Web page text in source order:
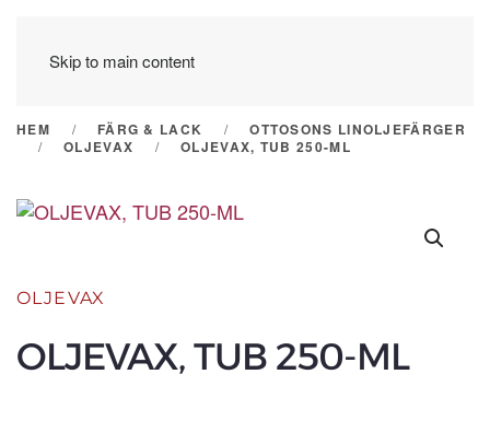
Skip to main content
HEM FÄRG & LACK
OTTOSONS LINOLJEFÄRGER
OLJEVAX
OLJEVAX, TUB 250-ML
OLJEVAX
OLJEVAX, TUB 250-ML